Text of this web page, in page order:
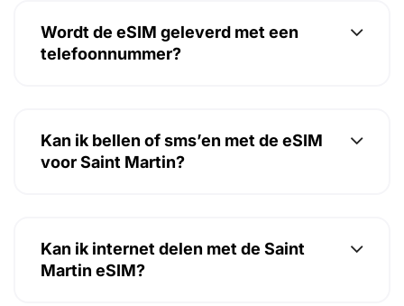
Wordt de eSIM geleverd met een
telefoonnummer?
Kan ik bellen of sms’en met de eSIM
voor Saint Martin?
Kan ik internet delen met de Saint
Martin eSIM?